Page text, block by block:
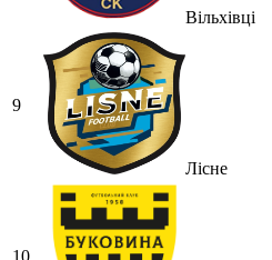
Вільхівці
9
Лісне
10